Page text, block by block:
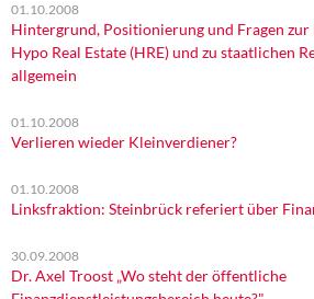
01.10.2008
Hintergrund, Positionierung und Fragen
Hypo Real Estate (HRE) und zu staatlichen
allgemein
01.10.2008
Verlieren wieder Kleinverdiener?
01.10.2008
Linksfraktion: Steinbrück referiert über
30.09.2008
Dr. Axel Troost „Wo steht der öffentliche